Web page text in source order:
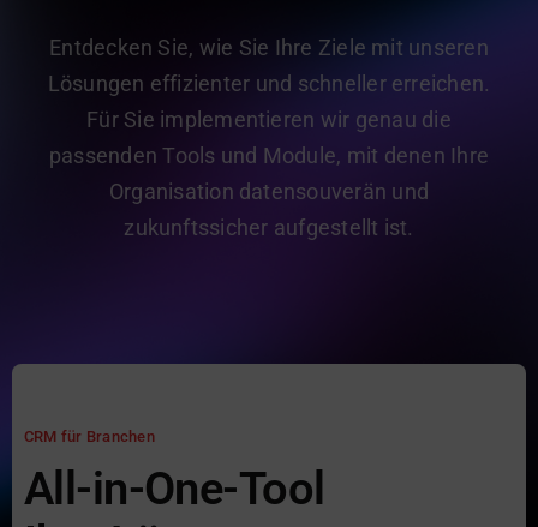
Kontakt
Entdecken Sie, wie Sie Ihre Ziele mit unseren
Lösungen effizienter und schneller erreichen.
Für Sie implementieren wir genau die
passenden Tools und Module, mit denen Ihre
Organisation datensouverän und
zukunftssicher aufgestellt ist.
CRM für Branchen
All-in-One-Tool